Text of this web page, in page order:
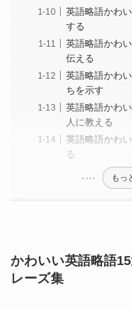
英語略語かわ
する
英語略語かわ
伝える
英語略語かわ
ちを示す
英語略語かわ
人に教える
英語略語かわ
る
もっ
かわいい英語略語
レーズ集